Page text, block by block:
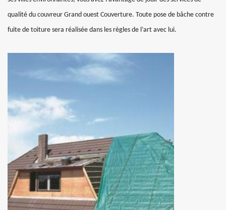
qualité du couvreur Grand ouest Couverture. Toute pose de bâche contre
fuite de toiture sera réalisée dans les règles de l’art avec lui.